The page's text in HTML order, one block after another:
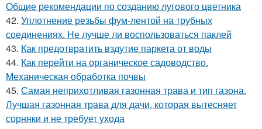
Общие рекомендации по созданию лугового цветника
42. Уплотнение резьбы фум-лентой на трубных
соединениях. Не лучше ли воспользоваться паклей
43. Как предотвратить вздутие паркета от воды
44. Как перейти на органическое садоводство.
Механическая обработка почвы
45. Самая неприхотливая газонная трава и тип газона.
Лучшая газонная трава для дачи, которая вытесняет
сорняки и не требует ухода